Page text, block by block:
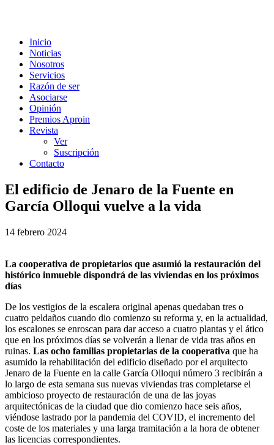
Inicio
Noticias
Nosotros
Servicios
Razón de ser
Asociarse
Opinión
Premios Aproin
Revista
Ver
Suscripción
Contacto
El edificio de Jenaro de la Fuente en
García Olloqui vuelve a la vida
14 febrero 2024
La cooperativa de propietarios que asumió la restauración del
histórico inmueble dispondrá de las viviendas en los próximos
días
De los vestigios de la escalera original apenas quedaban tres o
cuatro peldaños cuando dio comienzo su reforma y, en la actualidad,
los escalones se enroscan para dar acceso a cuatro plantas y el ático
que en los próximos días se volverán a llenar de vida tras años en
ruinas. Las ocho familias propietarias de la cooperativa que ha
asumido la rehabilitación del edificio diseñado por el arquitecto
Jenaro de la Fuente en la calle García Olloqui número 3 recibirán a
lo largo de esta semana sus nuevas viviendas tras completarse el
ambicioso proyecto de restauración de una de las joyas
arquitectónicas de la ciudad que dio comienzo hace seis años,
viéndose lastrado por la pandemia del COVID, el incremento del
coste de los materiales y una larga tramitación a la hora de obtener
las licencias correspondientes.